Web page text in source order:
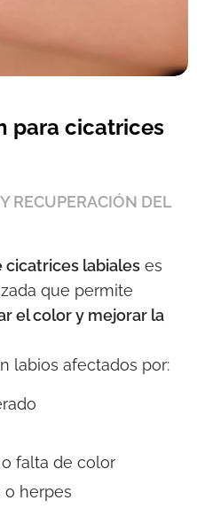
para cicatrices
RECUPERACIÓN DEL
labiales es
que permite
el color y mejorar la
labios afectados por:
falta de color
o herpes